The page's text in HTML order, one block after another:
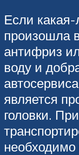
Если
произошла
антифриз
воду и
является
головки.
необходимо